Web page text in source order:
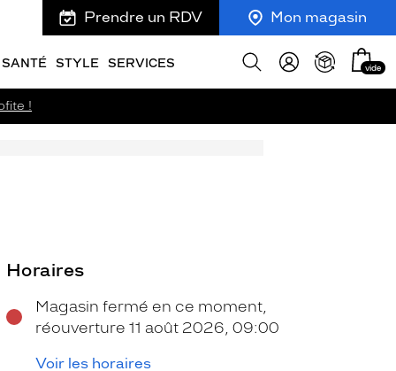
Prendre un RDV Mon magasin
SANTÉ STYLE SERVICES
Afficher
Mon
panier
vide
!
Horaires
Magasin fermé en ce moment,
réouverture 11 août 2026, 09:00
Voir les horaires